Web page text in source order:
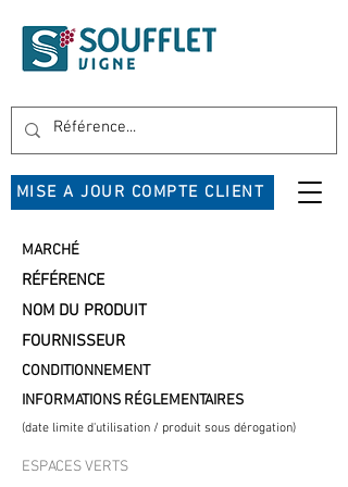
MISE A JOUR COMPTE CLIENT
MARCHÉ
RÉFÉRENCE
NOM DU PRODUIT
FOURNISSEUR
CONDITIONNEMENT
INFORMATIONS RÉGLEMENTAIRES
(date limite d'utilisation / produit sous dérogation)
ESPACES VERTS